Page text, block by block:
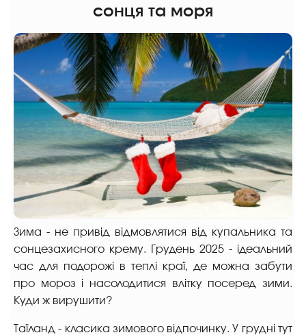
сонця та моря
Зима - не привід відмовлятися від купальника та
сонцезахисного крему. Грудень 2025 - ідеальний
час для подорожі в теплі краї, де можна забути
про мороз і насолодитися влітку посеред зими.
Куди ж вирушити?
Таїланд - класика зимового відпочинку. У грудні тут